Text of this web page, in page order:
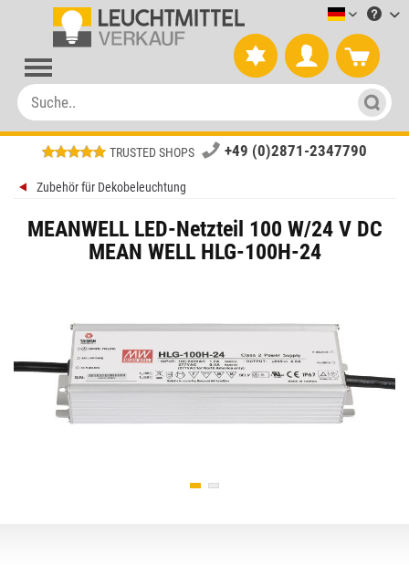
TRUSTED SHOPS +49 (0)2871-2347790
Zubehör für Dekobeleuchtung
MEANWELL LED-Netzteil 100 W/24 V DC
MEAN WELL HLG-100H-24